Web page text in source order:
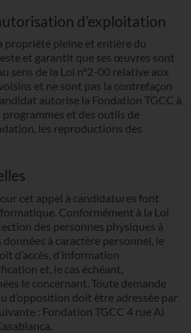
d’exploitation
propriété pleine et entière du
et garantit que ses œuvres sont
sens de la Loi n°2-00 relative aux
et ne sont pas la contrefaçon
autorise la Fondation TGCC à
programmes et des outils de
les reproductions des
cet appel à candidatures font
Conformément à la Loi
des personnes physiques à
à caractère personnel, le
d’accès, d’information
et, le cas échéant,
le concernant. Toute demande
d’opposition doit être adressée par
: Fondation TGCC 4 rue Al